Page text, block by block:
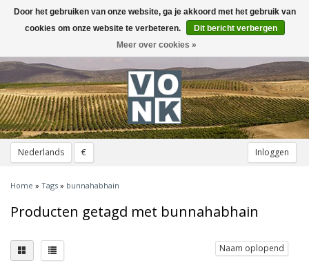
Nederlands € Inloggen
Toggle
navigation
Home » Tags » bunnahabhain
Producten getagd met bunnahabhain
Naam oplopend
Door het gebruiken van onze website, ga je akkoord met het gebruik van
cookies om onze website te verbeteren.
Dit bericht verbergen
Meer over cookies »